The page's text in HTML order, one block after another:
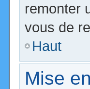
remonter
vous de
Haut
Mise